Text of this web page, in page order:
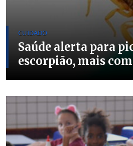
CUIDADO
Saúde alerta para
escorpião, mais